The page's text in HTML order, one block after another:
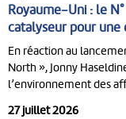
Royaume-Uni : le
catalyseur pour
En réaction au
North », Jonny
l’environnement des
27 juillet 2026